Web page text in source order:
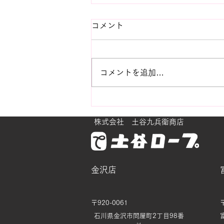
コメント
コメントを追加…
株式会社 土谷九兵衛商店
金沢店
〒920-0061
石川県金沢市問屋町2丁目98番